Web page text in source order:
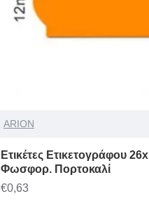
ARION
Ετικέτες Ετικετογράφου
Φωσφορ. Πορτοκαλί
€0,63